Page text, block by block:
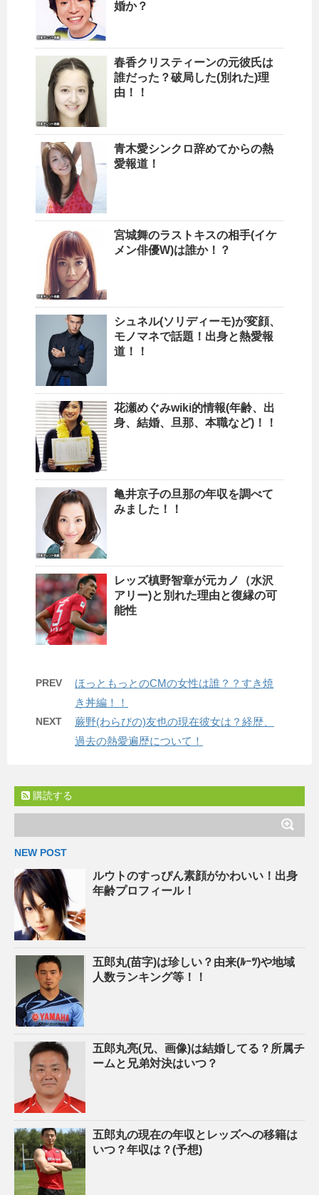
婚か？
春香クリスティーンの元彼氏は
誰だった？破局した(別れた)理
由！！
青木愛シンクロ辞めてからの熱
愛報道！
宮城舞のラストキスの相手(イケ
メン俳優W)は誰か！？
シュネル(ソリディーモ)が変顔、
モノマネで話題！出身と熱愛報
道！！
花瀬めぐみwiki的情報(年齢、出
身、結婚、旦那、本職など)！！
亀井京子の旦那の年収を調べて
みました！！
レッズ槙野智章が元カノ（水沢
アリー)と別れた理由と復縁の可
能性
PREV
ほっともっとのCMの女性は誰？？すき焼
き丼編！！
NEXT
蕨野(わらびの)友也の現在彼女は？経歴、
過去の熱愛遍歴について！
購読する
NEW POST
ルウトのすっぴん素顔がかわいい！出身
年齢プロフィール！
五郎丸(苗字)は珍しい？由来(ﾙｰﾂ)や地域
人数ランキング等！！
五郎丸亮(兄、画像)は結婚してる？所属チ
ームと兄弟対決はいつ？
五郎丸の現在の年収とレッズへの移籍は
いつ？年収は？(予想)